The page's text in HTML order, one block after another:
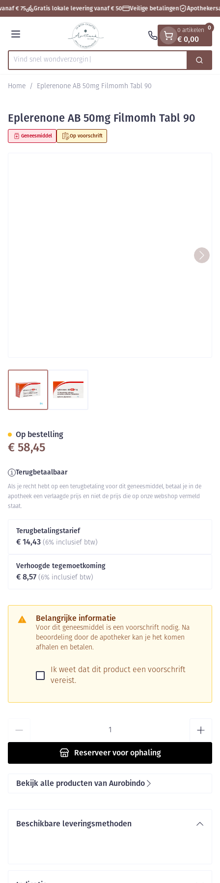
Ga naar de inhoud
1 van 1
€ 75 Gratis lokale levering vanaf € 50 Veilige betalingen
Menu
Product, merk, categorie...
Vind snel wond Zoek
0 artikelen
€ 0,00
0
Home / Eplerenone AB 50mg Filmomh Tabl 90
Eplerenone AB 50mg Filmomh Tabl 90
Op voorschrift
Geneesmiddel
€ 58,45
Terugbetaalbaar
Als je recht hebt op een terugbetaling voor dit geneesmiddel, betaal je in de
apotheek een verlaagde prijs en niet de prijs die op onze webshop vermeld
staat.
Terugbetalingstarief
€ 14,43 (6% inclusief btw)
Verhoogde tegemoetkoming
€ 8,57 (6% inclusief btw)
Belangrijke informatie
Voor dit geneesmiddel is een voorschrift nodig. Na
beoordeling door de apotheker kan je het komen
afhalen en betalen.
Ik weet dat dit product een voorschrift
vereist.
Reserveervoor ophaling
Op bestelling
Bekijk alle producten van Aurobindo
Beschikbare leveringsmethoden